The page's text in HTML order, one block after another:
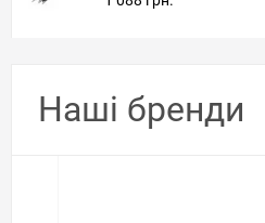
Наші бренди